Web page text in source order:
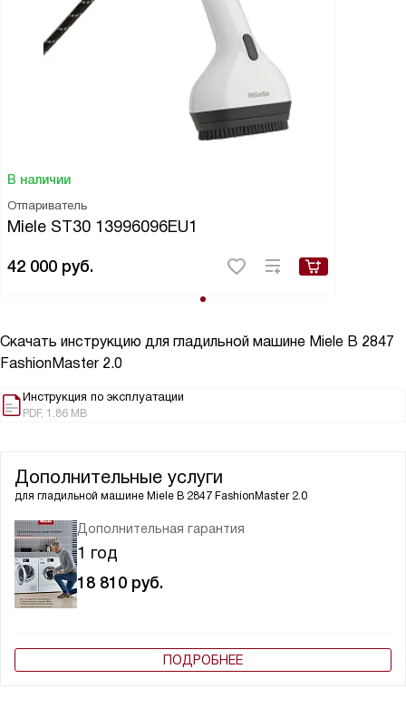
В наличии
Отпариватель
Miele ST30 13996096EU1
42 000 руб.
Скачать инструкцию для гладильной машине Miele B 2847
FashionMaster 2.0
Инструкция по эксплуатации
PDF, 1.86 MB
Дополнительные услуги
для гладильной машине Miele B 2847 FashionMaster 2.0
Дополнительная гарантия
1 год
18 810 руб.
ПОДРОБНЕЕ